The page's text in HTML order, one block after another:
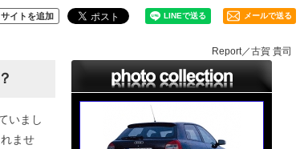
サイトを追加 メールで送る
Report／古賀 貴司
いまし
ませ